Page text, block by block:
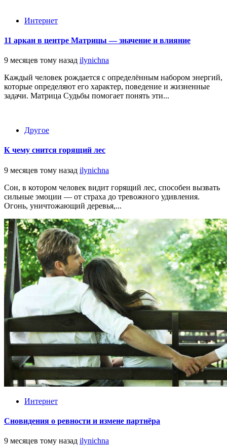
Интернет
11 аркан в центре Матрицы — значение и влияние
9 месяцев тому назад ilynichna
Каждый человек рождается с определённым набором энергий,
которые определяют его характер, поведение и жизненные
задачи. Матрица Судьбы помогает понять эти...
Другое
К чему снится горящий лес
9 месяцев тому назад ilynichna
Сон, в котором человек видит горящий лес, способен вызвать
сильные эмоции — от страха до тревожного удивления.
Огонь, уничтожающий деревья,...
Интернет
Сновидения о ревности и измене партнёра
9 месяцев тому назад ilynichna